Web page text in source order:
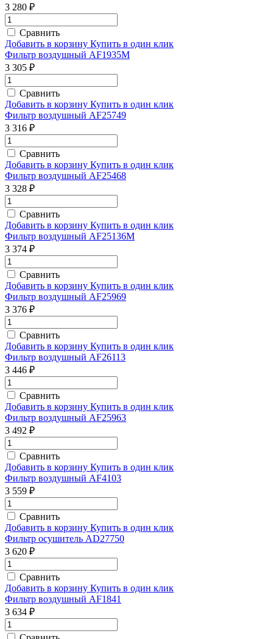
3 280 ₽
Сравнить
Добавить в корзину Купить в один клик
Фильтр воздушный AF1935M
3 305 ₽
Сравнить
Добавить в корзину Купить в один клик
Фильтр воздушный AF25749
3 316 ₽
Сравнить
Добавить в корзину Купить в один клик
Фильтр воздушный AF25468
3 328 ₽
Сравнить
Добавить в корзину Купить в один клик
Фильтр воздушный AF25136M
3 374 ₽
Сравнить
Добавить в корзину Купить в один клик
Фильтр воздушный AF25969
3 376 ₽
Сравнить
Добавить в корзину Купить в один клик
Фильтр воздушный AF26113
3 446 ₽
Сравнить
Добавить в корзину Купить в один клик
Фильтр воздушный AF25963
3 492 ₽
Сравнить
Добавить в корзину Купить в один клик
Фильтр воздушный AF4103
3 559 ₽
Сравнить
Добавить в корзину Купить в один клик
Фильтр осушитель AD27750
3 620 ₽
Сравнить
Добавить в корзину Купить в один клик
Фильтр воздушный AF1841
3 634 ₽